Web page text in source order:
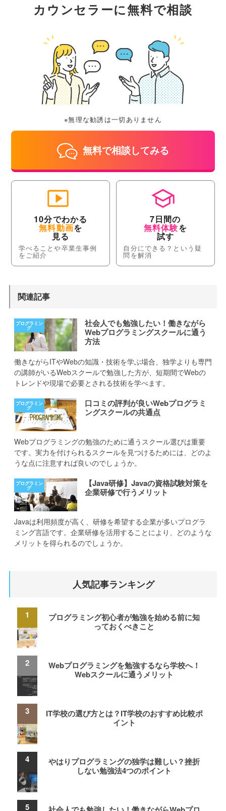
カウンセラーに無料で相談
※無理な勧誘は一切ありません
無料で相談してみる
10分でわかる
無料動画を
見る
学べることや卒業生事例
をご紹介
7日間の
無料体験を
試す
自分にできる？という疑
問を解消
関連記事
社会人でも勉強したい！働きながら
Webプログラミングスクールに通う
方法
働きながらITやWebの知識・技術を学ぶ場合、独学よりも専門
の講師がいるWebスクールで勉強した方が、短期間でWebの
トレンドや現場で必要とされる技術を学べます。
口コミの評判が良いWebプログラミ
ングスクールの共通点
Webプログラミングの勉強のために通うスクール選びは重要
です。実力を付けられるスクールを見つけるためには、どのよ
うな点に注意すれば良いのでしょうか。
【Java研修】Javaの資格試験対策を
企業研修で行うメリット
Javaは利用頻度が高く、研修を希望する企業が多いプログラ
ミング言語です。企業研修を活用することにより、どのような
メリットを得られるのでしょうか。
人気記事ランキング
プログラミング初心者が勉強を始める前に知
っておくべきこと
Webプログラミングを勉強するなら学校へ！
Webスクールに通うメリット
IT学校の選び方とは？IT学校のおすすめ比較ポ
イント
やはりプログラミングの独学は難しい？挫折
しない勉強法4つのポイント